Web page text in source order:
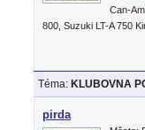
Can-
800, Suzuki LT-A 750
Téma: KLUBOVNA
pirda